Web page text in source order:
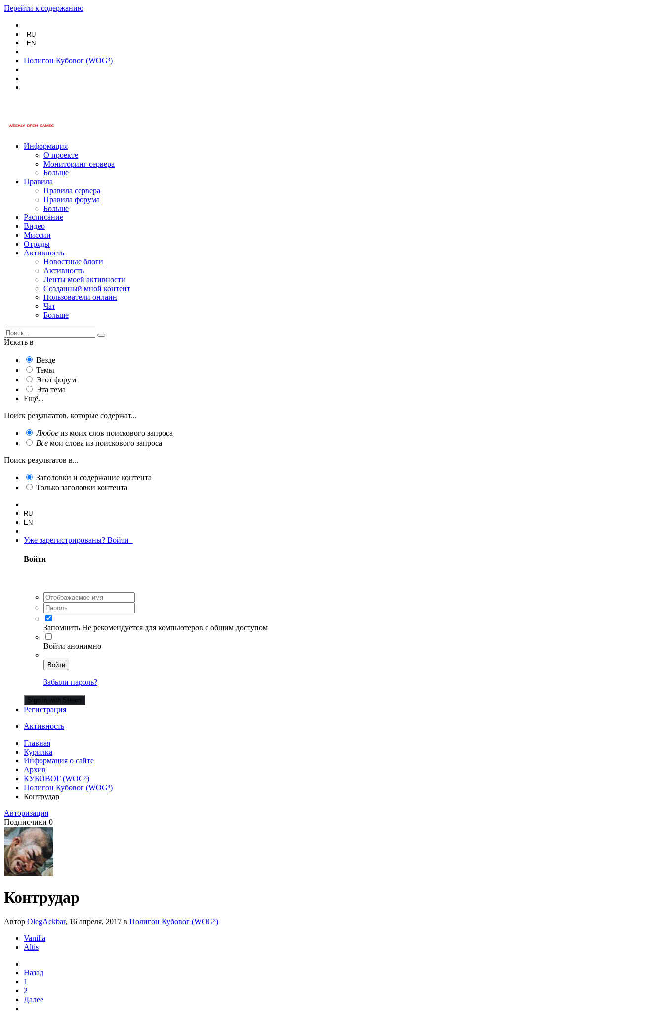
Перейти к содержанию
RU
EN
Полигон Кубовог (WOG³)
Информация
О проекте
Мониторинг сервера
Больше
Правила
Правила сервера
Правила форума
Больше
Расписание
Видео
Миссии
Отряды
Активность
Новостные блоги
Активность
Ленты моей активности
Созданный мной контент
Пользователи онлайн
Чат
Больше
Искать в
Везде
Темы
Этот форум
Эта тема
Ещё...
Поиск результатов, которые содержат...
Любое из моих слов поискового запроса
Все мои слова из поискового запроса
Поиск результатов в...
Заголовки и содержание контента
Только заголовки контента
RU
EN
Уже зарегистрированы? Войти
Войти
Запомнить Не рекомендуется для компьютеров с общим доступом
Войти анонимно
Войти
Забыли пароль?
Sign in with Steam
Регистрация
Активность
Главная
Курилка
Информация о сайте
Архив
КУБОВОГ (WOG³)
Полигон Кубовог (WOG³)
Контрудар
Авторизация
Подписчики 0
Контрудар
Автор OlegAckbar, 16 апреля, 2017 в Полигон Кубовог (WOG³)
Vanilla
Altis
Назад
1
2
Далее